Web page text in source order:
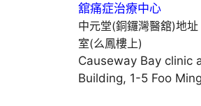
中元堂(銅鑼灣醫舘)地
室(么鳳樓上)
Causeway Bay clinic
Building, 1-5 Foo